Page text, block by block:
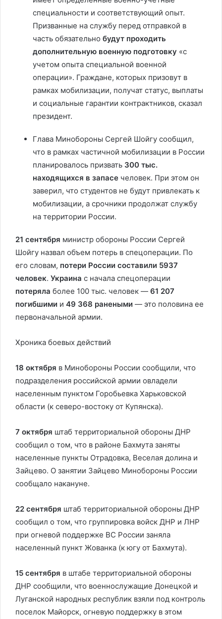
специальности и соответствующий опыт.
Призванные на службу перед отправкой в
часть обязательно будут проходить
дополнительную военную подготовку «с
учетом опыта специальной военной
операции». Граждане, которых призовут в
рамках мобилизации, получат статус, выплаты
и социальные гарантии контрактников, сказал
президент.
Глава Минобороны Сергей Шойгу сообщил,
что в рамках частичной мобилизации в России
планировалось призвать 300 тыс.
находящихся в запасе человек. При этом он
заверил, что студентов не будут привлекать к
мобилизации, а срочники продолжат службу
на территории России.
21 сентября министр обороны России Сергей
Шойгу назвал объем потерь в спецоперации. По
его словам, потери России составили 5937
человек. Украина с начала спецоперации
потеряла более 100 тыс. человек — 61 207
погибшими и 49 368 ранеными — это половина ее
первоначальной армии.
Хроника боевых действий
18 октября в Минобороны России сообщили, что
подразделения российской армии овладели
населенным пунктом Горобьевка Харьковской
области (к северо-востоку от Купянска).
7 октября штаб территориальной обороны ДНР
сообщил о том, что в районе Бахмута заняты
населенные пункты Отрадовка, Веселая долина и
Зайцево. О занятии Зайцево Минобороны России
сообщало накануне.
22 сентября штаб территориальной обороны ДНР
сообщил о том, что группировка войск ДНР и ЛНР
при огневой поддержке ВС России заняла
населенный пункт Жованка (к югу от Бахмута).
15 сентября в штабе территориальной обороны
ДНР сообщили, что военнослужащие Донецкой и
Луганской народных республик взяли под контроль
поселок Майорск, огневую поддержку в этом